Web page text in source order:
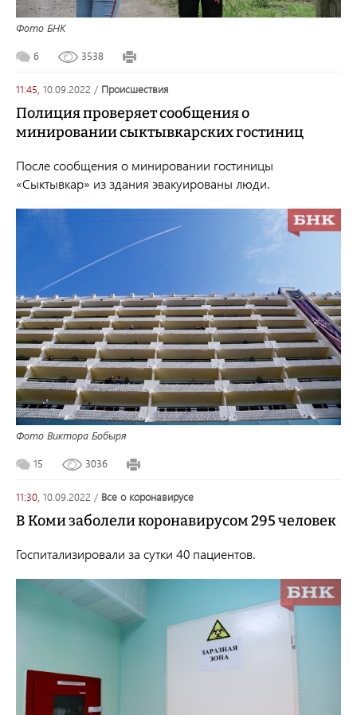
Фото БНК
6 3538
11:45, 10.09.2022 / происшествия
Полиция проверяет сообщения о
минировании сыктывкарских гостиниц
После сообщения о минировании гостиницы
«Сыктывкар» из здания эвакуированы люди.
Фото Виктора Бобыря
15 3036
11:30, 10.09.2022 / все о коронавирусе
В Коми заболели коронавирусом 295 человек
Госпитализировали за сутки 40 пациентов.